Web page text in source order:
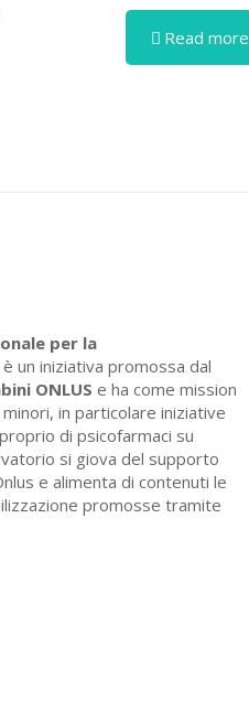
Read more
per la
è un iniziativa promossa dal
ONLUS e ha come mission
in particolare iniziative
di psicofarmaci su
si giova del supporto
e alimenta di contenuti le
promosse tramite